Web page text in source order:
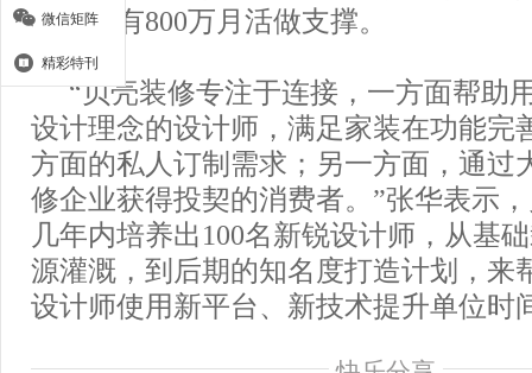
字典，有800万月活做支撑。
“贝壳装修专注于连接，一方面帮助
设计理念的设计师，满足家装在功能完
方面的私人订制需求；另一方面，通过
修企业获得投契的消费者。”张华表示
几年内培养出100名新锐设计师，从基
源灌溉，到后期的知名度打造计划，来
设计师使用新平台、新技术提升单位时
微信矩阵
精彩特刊